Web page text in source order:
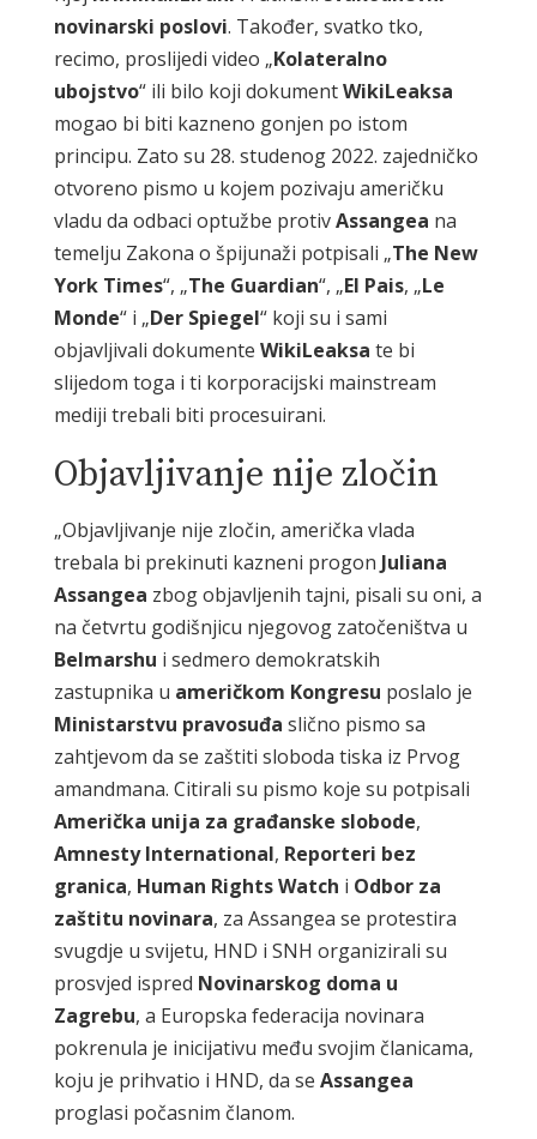
novinarski poslovi. Također, svatko tko,
recimo, proslijedi video „Kolateralno
ubojstvo“ ili bilo koji dokumentWikiLeaksa
mogao bi biti kazneno gonjen po istom
principu. Zato su 28. studenog 2022. zajedničko
otvoreno pismo u kojem pozivaju američku
vladu da odbaci optužbe protivAssangea na
temelju Zakona o špijunaži potpisali „The New
York Times“, „The Guardian“, „El Pais, „Le
Monde“ i „Der Spiegel“ koji su i sami
objavljivali dokumente WikiLeaksa te bi
slijedom toga i ti korporacijski mainstream
mediji trebali biti procesuirani.
Objavljivanje nije zločin
„Objavljivanje nije zločin, američka vlada
trebala bi prekinuti kazneni progon Juliana
Assangea zbog objavljenih tajni, pisali su oni, a
na četvrtu godišnjicu njegovog zatočeništva u
Belmarshu i sedmero demokratskih
zastupnika u američkom Kongresu poslalo je
Ministarstvu pravosuđa slično pismo sa
zahtjevom da se zaštiti sloboda tiska iz Prvog
amandmana. Citirali su pismo koje su potpisali
Američka unija za građanske slobode,
Amnesty International, Reporteri bez
granica, Human RightsWatch i Odbor za
zaštitu novinara, za Assangea se protestira
svugdje u svijetu, HND i SNH organizirali su
prosvjed ispred Novinarskog doma u
Zagrebu, a Europska federacija novinara
pokrenula je inicijativu među svojim članicama,
koju je prihvatio i HND, da se Assangea
proglasi počasnim članom.